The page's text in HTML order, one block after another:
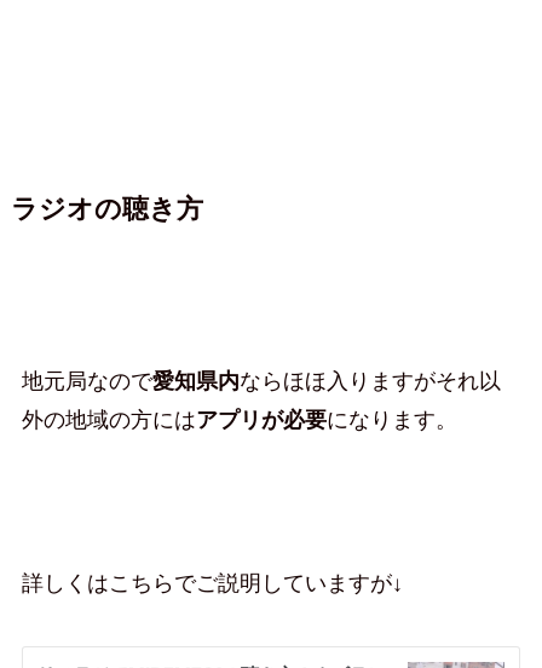
ラジオの聴き方
地元局なので愛知県内ならほほ入りますがそれ以
外の地域の方にはアプリが必要になります。
詳しくはこちらでご説明していますが↓